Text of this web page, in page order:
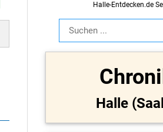
Halle-Entdecken.de
Halle